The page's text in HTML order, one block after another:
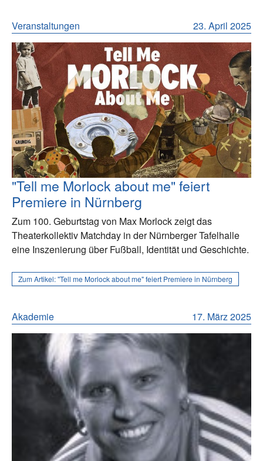
23. April 2025
Veranstaltungen
"Tell me Morlock about me" feiert
Premiere in Nürnberg
Zum 100. Geburtstag von Max Morlock zeigt das
Theaterkollektiv Matchday in der Nürnberger Tafelhalle
eine Inszenierung über Fußball, Identität und Geschichte.
Zum Artikel:"Tell me Morlock about me" feiert Premiere in Nürnberg
17. März 2025
Akademie